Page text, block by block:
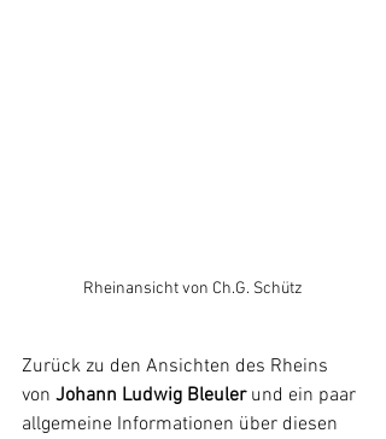
Rheinansicht von Ch.G. Schütz
Zurück zu den Ansichten des Rheins
von Johann Ludwig Bleuler und ein paar
allgemeine Informationen über diesen